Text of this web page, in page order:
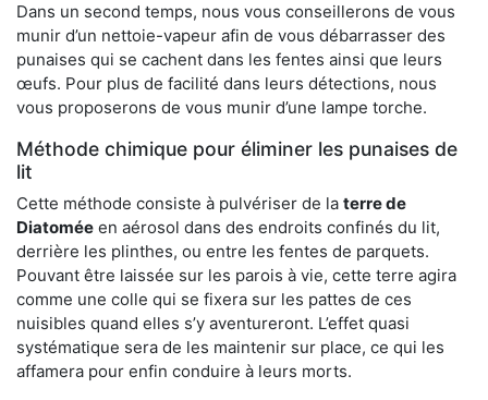
Dans un second temps, nous vous conseillerons de vous
munir d’un nettoie-vapeur afin de vous débarrasser des
punaises qui se cachent dans les fentes ainsi que leurs
œufs. Pour plus de facilité dans leurs détections, nous
vous proposerons de vous munir d’une lampe torche.
Méthode chimique pour éliminer les punaises de
lit
Cette méthode consiste à pulvériser de la terre de
Diatomée en aérosol dans des endroits confinés du lit,
derrière les plinthes, ou entre les fentes de parquets.
Pouvant être laissée sur les parois à vie, cette terre agira
comme une colle qui se fixera sur les pattes de ces
nuisibles quand elles s’y aventureront. L’effet quasi
systématique sera de les maintenir sur place, ce qui les
affamera pour enfin conduire à leurs morts.